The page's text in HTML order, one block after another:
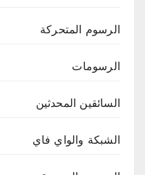
الرسوم المتحركة
الرسومات
السائقين المحدثين
الشبكة والواي فاي